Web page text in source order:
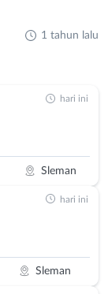
1 tahun lalu
Sleman
hari ini
Sleman
hari ini